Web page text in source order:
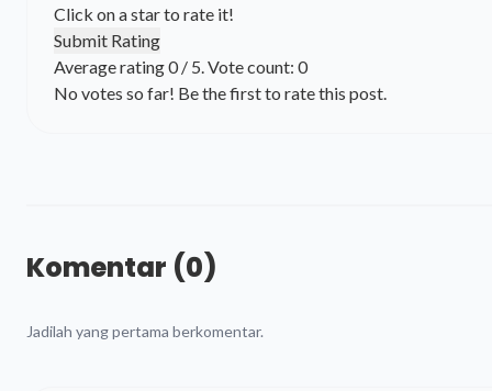
Click on a star to rate it!
Submit Rating
Average rating0/ 5. Vote count: 0
No votes so far! Be the first to rate this post.
Komentar (0)
Jadilah yang pertama berkomentar.